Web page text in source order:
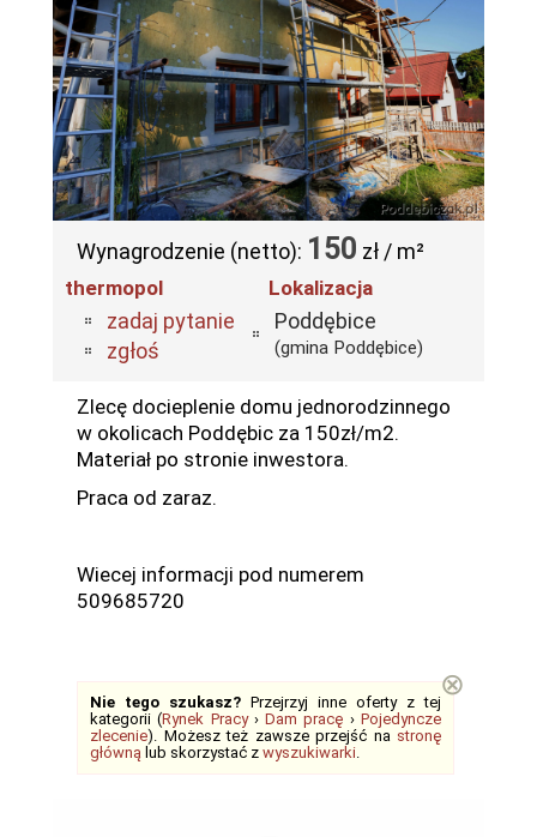
Wynagrodzenie (netto): 150 zł / m²
thermopol
zadaj pytanie
zgłoś
Lokalizacja
Poddębice
(gmina Poddębice)
Zlecę docieplenie domu jednorodzinnego
w okolicach Poddębic za 150zł/m2.
Materiał po stronie inwestora.
Praca od zaraz.
Wiecej informacji pod numerem
509685720
Nie tego szukasz? Przejrzyj inne oferty z tej
kategorii (Rynek Pracy›Dam pracę ›Pojedyncze
zlecenie). Możesz też zawsze przejść na stronę
główną lub skorzystać z wyszukiwarki
⊗